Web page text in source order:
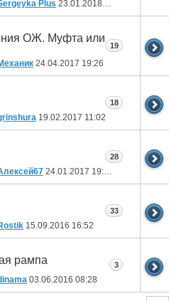
Plus 23.01.2018
ОЖ. Муфта или
24.04.2017 19:26
19
19.02.2017 11:02
18
24.01.2017 19:03
28
15.09.2016 16:52
33
рампа
03.06.2016 08:28
3